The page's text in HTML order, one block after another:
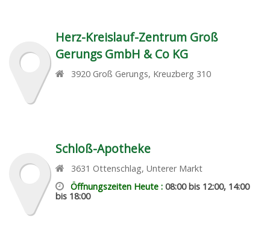
Herz-Kreislauf-Zentrum Groß
Gerungs GmbH & Co KG
3920 Groß Gerungs, Kreuzberg 310
Schloß-Apotheke
3631 Ottenschlag,Unterer Markt
Öffnungszeiten Heute :08:00 bis 12:00, 14:00
bis 18:00